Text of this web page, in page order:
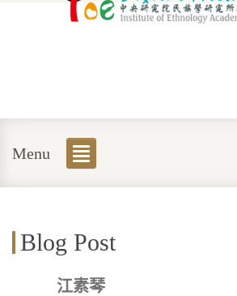
Menu
Blog Post
江素琴